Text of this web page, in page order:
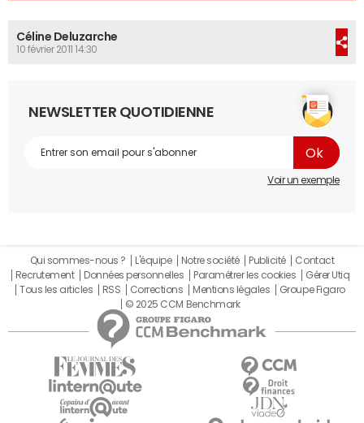
Céline Deluzarche
10 février 2011 14:30
NEWSLETTER QUOTIDIENNE
Voir un exemple
Qui sommes-nous ? L'équipe Notre société Publicité
Contact
Recrutement
Données personnelles Paramétrer les cookies
Gérer Utiq
Tous les articles
RSS Corrections Mentions légales
Groupe Figaro
© 2025 CCM Benchmark